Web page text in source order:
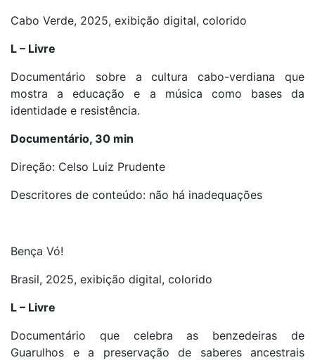
Cabo Verde, 2025, exibição digital, colorido
L – Livre
Documentário sobre a cultura cabo-verdiana que
mostra a educação e a música como bases da
identidade e resistência.
Documentário, 30 min
Direção: Celso Luiz Prudente
Descritores de conteúdo: não há inadequações
Bença Vó!
Brasil, 2025, exibição digital, colorido
L – Livre
Documentário que celebra as benzedeiras de
Guarulhos e a preservação de saberes ancestrais